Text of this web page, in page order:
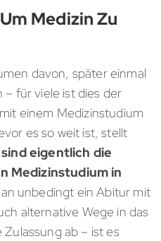
Medizin Zu
davon, später einmal
für viele ist dies der
einem Medizinstudium
es so weit ist, stellt
sind eigentlich die
Medizinstudium in
unbedingt ein Abitur mit
alternative Wege in das
ab – ist es